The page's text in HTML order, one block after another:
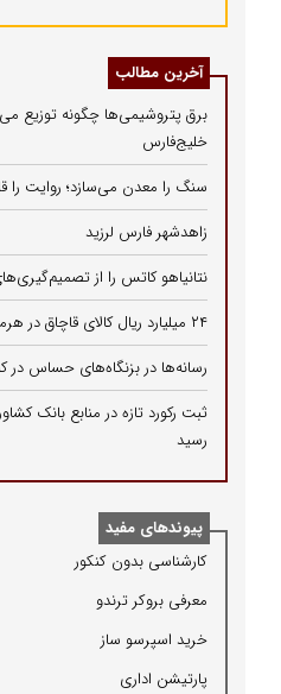
آخرین مطالب
برق پتروشیمی‌ها چگونه توزیع
خلیج‌فارس
سنگ را معدن می‌سازد؛ روایت را
زاهدشهر فارس لرزید
نتانیاهو کاتس را از
۲۴ میلیارد ریال کالای قاچاق در هرمزگان کشف شد
رسانه‌ها در بزنگاه‌های حساس در
ثبت رکورد تازه در منابع بانک
رسید
پیوندهای مفید
كارشناسی بدون كنكور
معرفی بروكر ترندو
خرید اسپرسو ساز
پارتیشن اداری